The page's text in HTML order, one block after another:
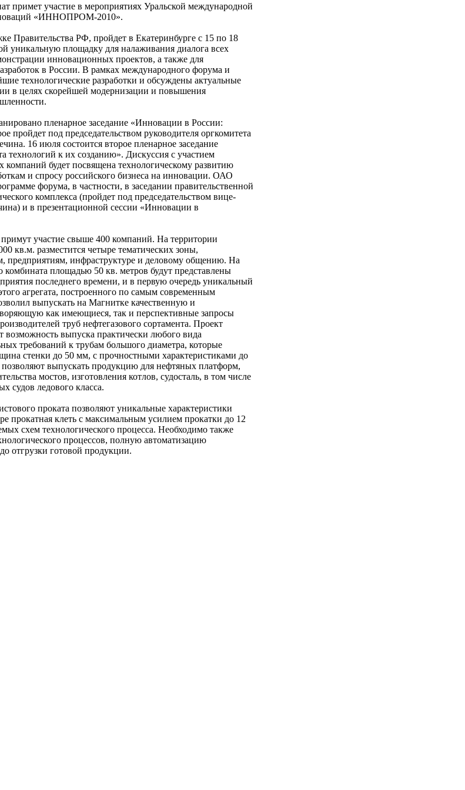
примет участие в мероприятиях Уральской международной
«ИННОПРОМ-2010».
Правительства РФ, пройдет в Екатеринбурге с 15 по 18
уникальную площадку для налаживания диалога всех
инновационных проектов, а также для
в России. В рамках международного форума и
технологические разработки и обсуждены актуальные
в целях скорейшей модернизации и повышения
пленарное заседание «Инновации в России:
пройдет под председательством руководителя оргкомитета
16 июля состоится второе пленарное заседание
к их созданию». Дискуссия с участием
будет посвящена технологическому развитию
и спросу российского бизнеса на инновации. ОАО
форума, в частности, в заседании правительственной
комплекса (пройдет под председательством вице-
и в презентационной сессии «Инновации в
участие свыше 400 компаний. На территории
кв.м. разместится четыре тематических зоны,
инфраструктуре и деловому общению. На
комбината площадью 50 кв. метров будут представлены
последнего времени, и в первую очередь уникальный
агрегата, построенного по самым современным
выпускать на Магнитке качественную и
как имеющиеся, так и перспективные запросы
труб нефтегазового сортамента. Проект
возможность выпуска практически любого вида
требований к трубам большого диаметра, которые
стенки до 50 мм, с прочностными характеристиками до
выпускать продукцию для нефтяных платформ,
мостов, изготовления котлов, судосталь, в том числе
судов ледового класса.
проката позволяют уникальные характеристики
клеть с максимальным усилием прокатки до 12
схем технологического процесса. Необходимо также
процессов, полную автоматизацию
отгрузки готовой продукции.